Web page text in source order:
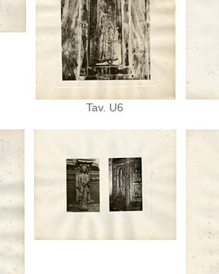
Tav. U6